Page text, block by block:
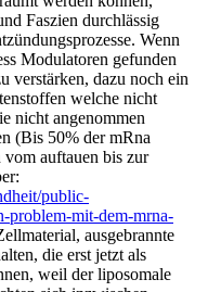
Faszien durchlässig
Wenn
Modulatoren gefunden
verstärken, dazu noch ein
welche nicht
nicht angenommen
(Bis 50% der mRna
auftauen bis zur
public-
problem-mit-dem-mrna-
ausgebrannte
die erst jetzt als
weil der liposomale